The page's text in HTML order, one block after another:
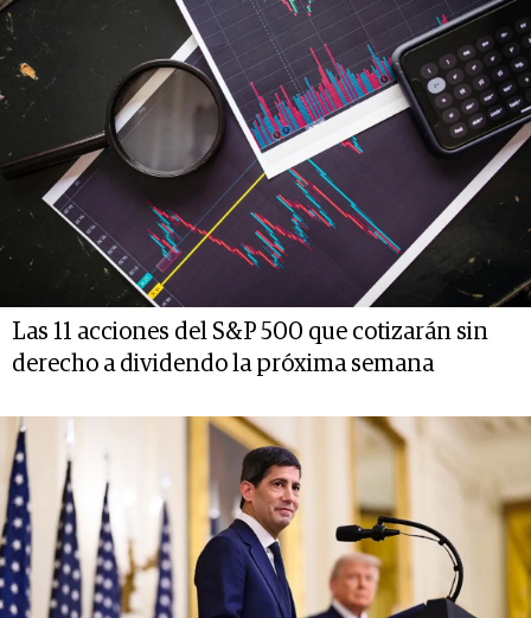
Las 11 acciones del S&P 500 que cotizarán sin
derecho a dividendo la próxima semana